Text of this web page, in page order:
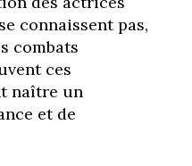
connaissent pas,
combats
ces
naître un
et de